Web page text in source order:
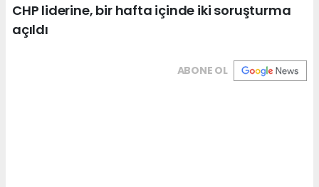
CHP liderine, bir hafta içinde iki soruşturma
açıldı
ABONE OL